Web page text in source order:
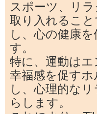
スポーツ、リ
取り入れるこ
し、心の健康
す。
特に、運動は
幸福感を促す
し、心理的な
らします。